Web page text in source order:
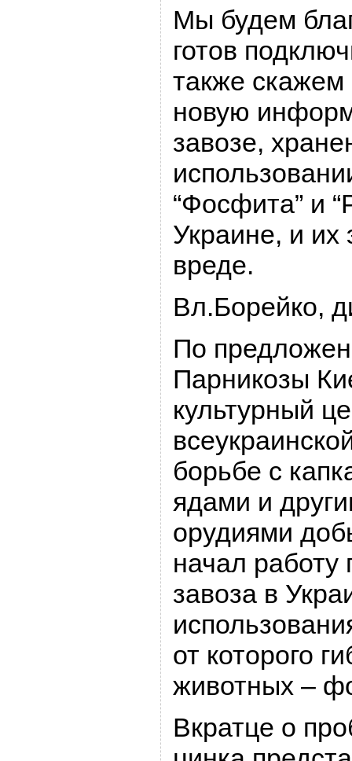
Мы будем
готов
также
новую
завозе,
“Фосфита” и
Украине, и их
вреде.
Вл.Борейко,
По
Парникозы
культурный
борьбе с
ядами и
орудиями
начал
завоза в
от которого
животных –
Вкратце о